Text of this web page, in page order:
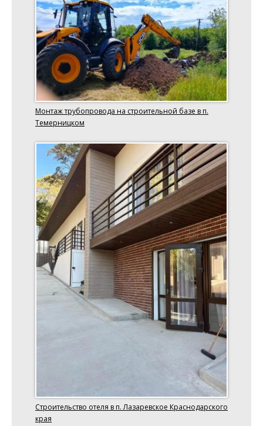
Монтаж трубопровода на строительной базе в п.
Темерницком
Строительство отеля в п. Лазаревское Краснодарского
края